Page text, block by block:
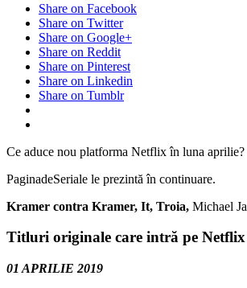
Share on Facebook
Share on Twitter
Share on Google+
Share on Reddit
Share on Pinterest
Share on Linkedin
Share on Tumblr
Ce aduce nou platforma Netflix în luna
PaginadeSeriale le prezintă în continuare.
Kramer contra Kramer, It, Troia, Michael
Titluri originale care intră pe
01 APRILIE 2019